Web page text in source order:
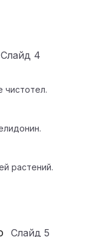
Слайд 4
чистотел.
растений.
Слайд 5